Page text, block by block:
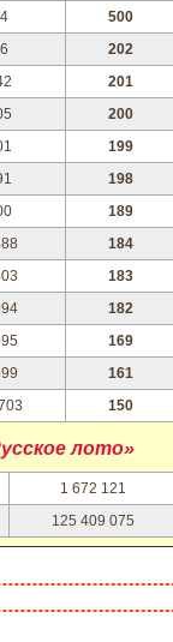
500
202
201
200
199
198
189
184
183
182
169
161
150
лото»
1 672 121
125 409 075